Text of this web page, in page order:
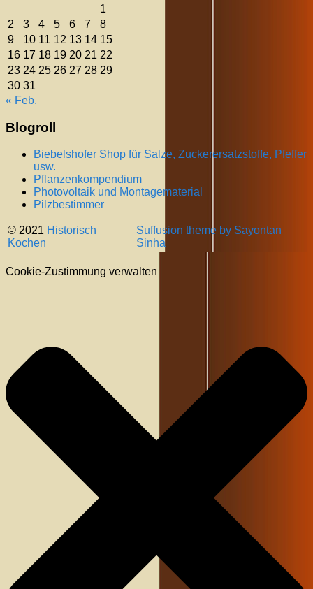
1
2
3 4 5 6 7
8
9
10 11 12 13 14 15
16 17 18 19 20 21 22
23 24 25 26 27 28 29
30 31
« Feb.
Blogroll
Biebelshofer Shop für Salze, Zuckerersatzstoffe, Pfeffer
usw.
Pflanzenkompendium
Photovoltaik und Montagematerial
Pilzbestimmer
© 2021 Historisch
Kochen
Suffusion theme by Sayontan
Sinha
Cookie-Zustimmung verwalten